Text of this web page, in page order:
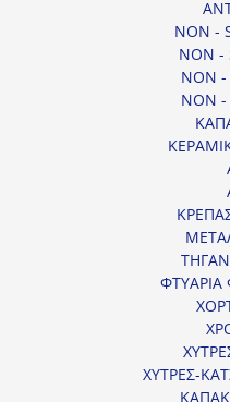
NON -
NON -
NON
NON
ΧΥΤΡΕΣ-